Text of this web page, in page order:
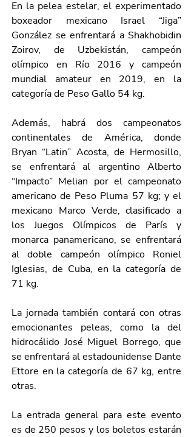
En la pelea estelar, el experimentado
boxeador mexicano Israel “Jiga”
González se enfrentará a Shakhobidin
Zoirov, de Uzbekistán, campeón
olímpico en Río 2016 y campeón
mundial amateur en 2019, en la
categoría de Peso Gallo 54 kg.
Además, habrá dos campeonatos
continentales de América, donde
Bryan “Latin” Acosta, de Hermosillo,
se enfrentará al argentino Alberto
“Impacto” Melian por el campeonato
americano de Peso Pluma 57 kg; y el
mexicano Marco Verde, clasificado a
los Juegos Olímpicos de París y
monarca panamericano, se enfrentará
al doble campeón olímpico Roniel
Iglesias, de Cuba, en la categoría de
71 kg.
La jornada también contará con otras
emocionantes peleas, como la del
hidrocálido José Miguel Borrego, que
se enfrentará al estadounidense Dante
Ettore en la categoría de 67 kg, entre
otras.
La entrada general para este evento
es de 250 pesos y los boletos estarán